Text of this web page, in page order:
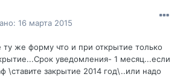
16 марта 2015
ту же форму что и при открытие только
уведомления- 1 месяц...если
\ставите закрытие 2014 год\..или надо